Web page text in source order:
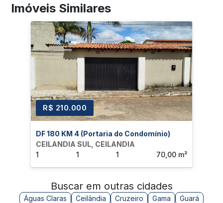
Imóveis Similares
R$ 210.000
DF 180 KM 4 (Portaria do Condomínio)
CEILANDIA SUL, CEILANDIA
1
1 1 70,00 m²
Buscar em outras cidades
Águas Claras Ceilândia Cruzeiro Gama
Guará